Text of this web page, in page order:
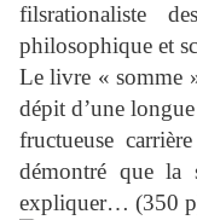
filsrationaliste
philosophique et
Le livre « somme
dépit d’une
fructueuse
démontré que la
expliquer… (350